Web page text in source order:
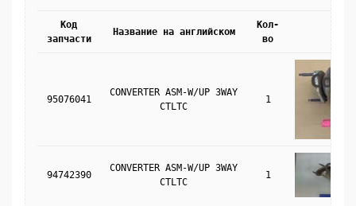
Код
запчасти
Название на английском
Кол-
во
95076041
CONVERTER ASM-W/UP 3WAY
CTLTC
1
94742390
CONVERTER ASM-W/UP 3WAY
CTLTC
1